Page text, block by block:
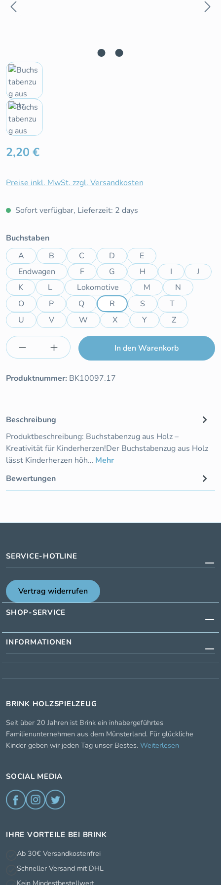
Regulärer Preis:
2,20 €
Preise inkl. MwSt. zzgl. Versandkosten
Sofort verfügbar, Lieferzeit: 2 days
Buchstabenauswählen
A
B C D
E
Endwagen
F G H I
J
K
L Lokomotive M
N
O
P Q R S
T
U
V W X Y Z
Produkt Anzahl: Gib den gewünschten
In den Warenkorb
Produktnummer: BK10097.17
Beschreibung
Produktbeschreibung: Buchstabenzug aus Holz –
Kreativität für Kinderherzen!Der Buchstabenzug aus Holz
lässt Kinderherzen höh… Mehr
Bewertungen
SERVICE-HOTLINE
Vertrag widerrufen
SHOP-SERVICE
INFORMATIONEN
BRINK HOLZSPIELZEUG
Seit über 20 Jahren ist Brink ein inhabergeführtes
Familienunternehmen aus dem Münsterland. Für glückliche
Kinder geben wir jeden Tag unser Bestes. Weiterlesen
SOCIAL MEDIA
IHRE VORTEILE BEI BRINK
Ab 30€ Versandkostenfrei
Schneller Versand mit DHL
Kein Mindestbestellwert